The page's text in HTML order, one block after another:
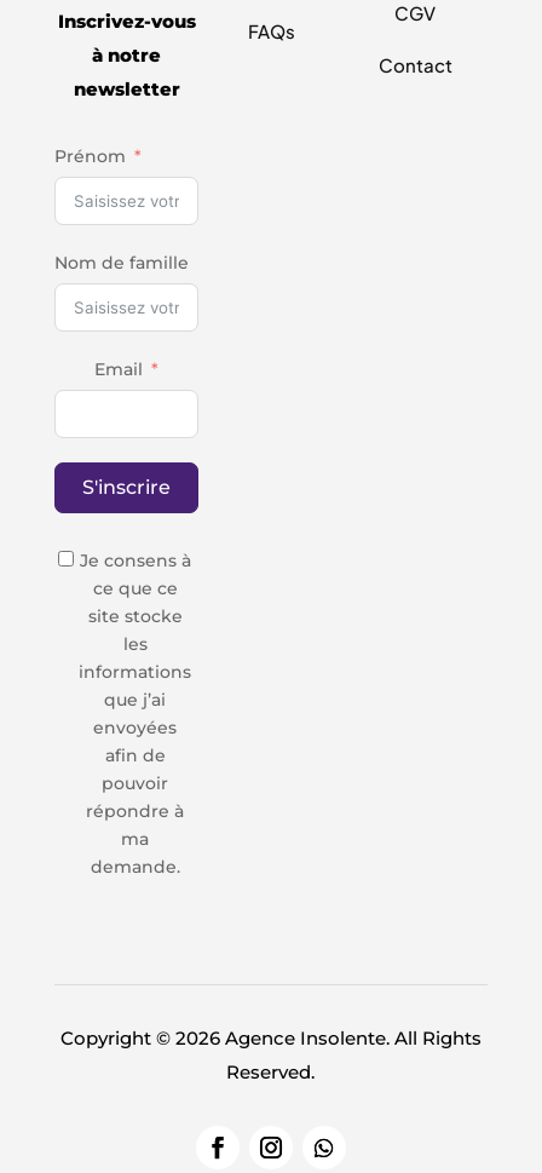
Inscrivez-vous
à notre
newsletter
Prénom
Nom de famille
Email
S'inscrire
Je consens à
ce que ce
site stocke
les
informations
que j’ai
envoyées
afin de
pouvoir
répondre à
ma
demande.
FAQs
CGV
Contact
Copyright © 2026 Agence Insolente. All Rights
Reserved.